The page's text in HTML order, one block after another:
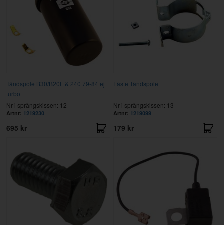
Tändspole B30/B20F & 240 79-84 ej
turbo
Nr i sprängskissen: 12
Artnr: 1219230
695 kr
Fäste Tändspole
Nr i sprängskissen: 13
Artnr: 1219099
179 kr